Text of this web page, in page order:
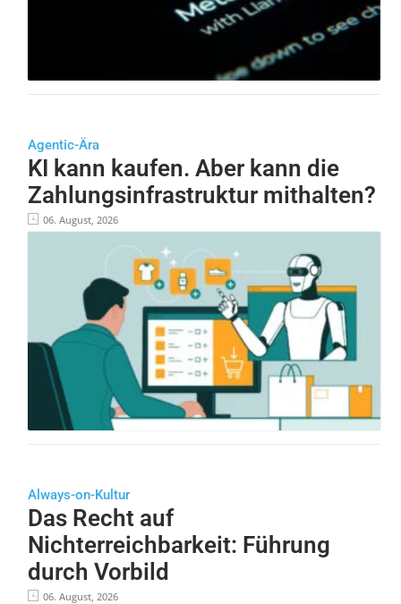
Agentic-Ära
KI kann kaufen. Aber kann die
Zahlungsinfrastruktur mithalten?
06. August, 2026
Always-on-Kultur
Das Recht auf
Nichterreichbarkeit: Führung
durch Vorbild
06. August, 2026